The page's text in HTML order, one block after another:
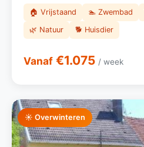
🏠 Vrijstaand 🏊 Zwembad
🌿 Natuur
🐕 Huisdier
Vanaf €1.075 / week
☀️ Overwinteren